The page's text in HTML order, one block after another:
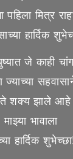
पहिला मित्र
हार्दिक
जे काही
ते शक्य झाले
माझ्या भावाला
हार्दिक